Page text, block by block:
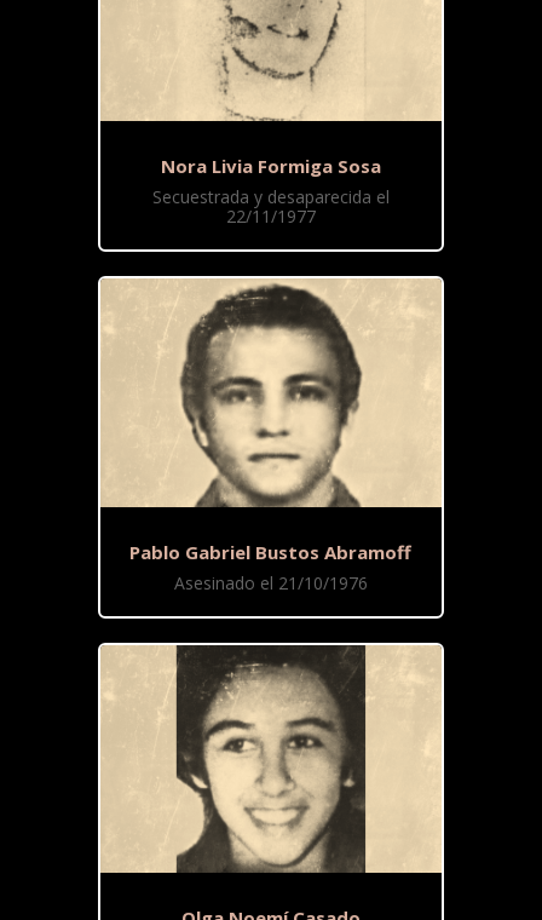
Nora Livia Formiga Sosa
Secuestrada y desaparecida el
22/11/1977
Pablo Gabriel Bustos Abramoff
Asesinado el 21/10/1976